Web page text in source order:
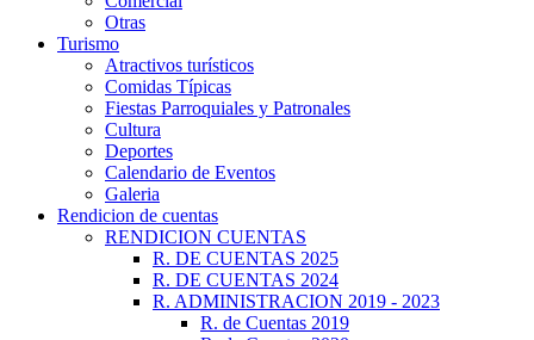
Otras
Turismo
Atractivos turísticos
Comidas Típicas
Fiestas Parroquiales y Patronales
Cultura
Deportes
Calendario de Eventos
Galeria
Rendicion de cuentas
RENDICION CUENTAS
R. DE CUENTAS 2025
R. DE CUENTAS 2024
R. ADMINISTRACION 2019 - 2023
R. de Cuentas 2019